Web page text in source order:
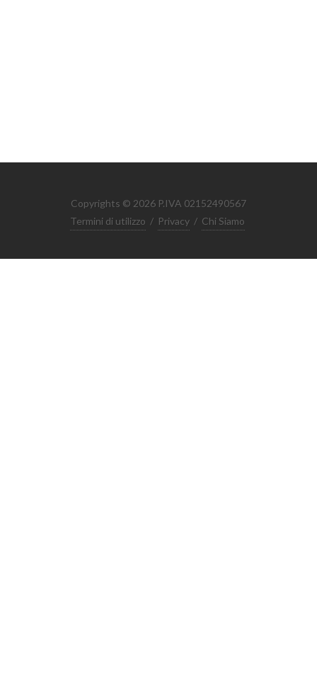
Copyrights © 2026 P.IVA 02152490567
Termini di utilizzo / Privacy / Chi Siamo